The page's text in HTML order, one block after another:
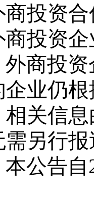
商投资
商投资
外商投
企业仍
相关信
需另行
本公告自